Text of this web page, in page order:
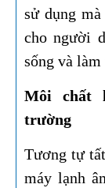
sử dụng
cho người
sống và
Môi chất
trường​​​​​​​
Tương tự
máy lạnh